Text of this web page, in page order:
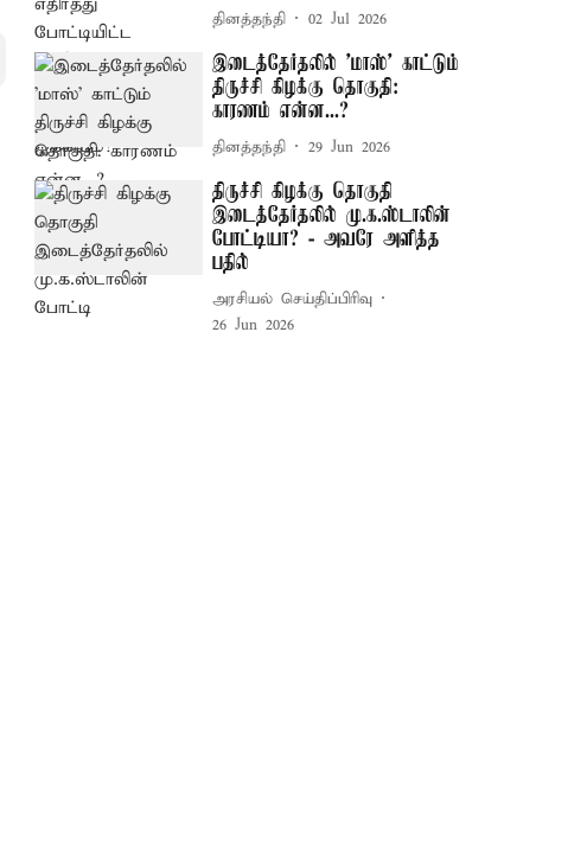
தினத்தந்தி 02 Jul 2026
இடைத்தேர்தலில் 'மாஸ்' காட்டும்
திருச்சி கிழக்கு தொகுதி:
காரணம் என்ன...?
தினத்தந்தி 29 Jun 2026
திருச்சி கிழக்கு தொகுதி
இடைத்தேர்தலில் மு.க.ஸ்டாலின்
போட்டியா? - அவரே அளித்த
பதில்
அரசியல் செய்திப்பிரிவு
26 Jun 2026